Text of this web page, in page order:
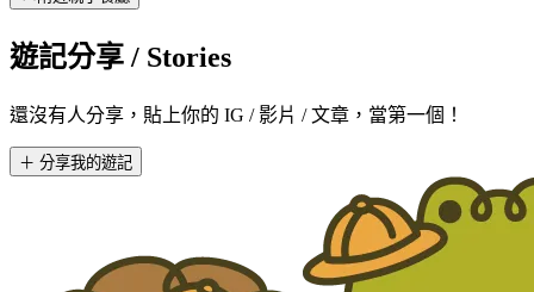
遊記分享 / Stories
還沒有人分享，貼上你的 IG / 影片 / 文章，當第一個！
＋ 分享我的遊記